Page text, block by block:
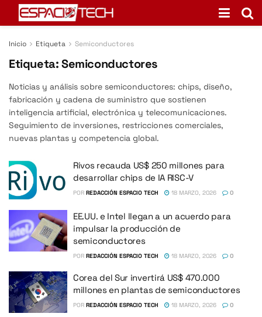
Inicio Etiqueta Semiconductores
Etiqueta:Semiconductores
Noticias y análisis sobre semiconductores: chips, diseño,
fabricación y cadena de suministro que sostienen
inteligencia artificial, electrónica y telecomunicaciones.
Seguimiento de inversiones, restricciones comerciales,
nuevas plantas y competencia global.
Rivos recauda US$ 250 millones para
desarrollar chips de IA RISC-V
POR REDACCIÓN ESPACIO TECH 18 MARZO, 2026 0
EE.UU. e Intel llegan a un acuerdo para
impulsar la producción de
semiconductores
POR REDACCIÓN ESPACIO TECH 18 MARZO, 2026 0
Corea del Sur invertirá US$ 470.000
millones en plantas de semiconductores
POR REDACCIÓN ESPACIO TECH 18 MARZO, 2026 0